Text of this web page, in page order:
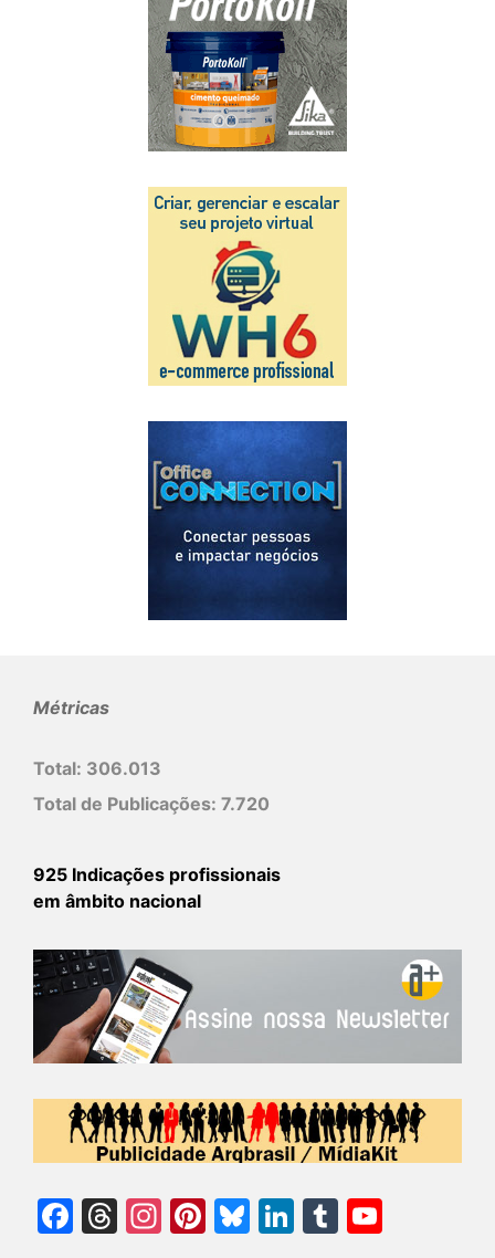
Métricas
Total: 306.013
Total de Publicações: 7.720
925 Indicações profissionais
em âmbito nacional
Facebook
Threads
Instagram
Pinterest
Bluesky
LinkedIn
Tumblr